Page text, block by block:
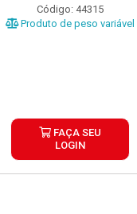
Código: 44315
Produto de peso variável
FAÇA SEU
LOGIN